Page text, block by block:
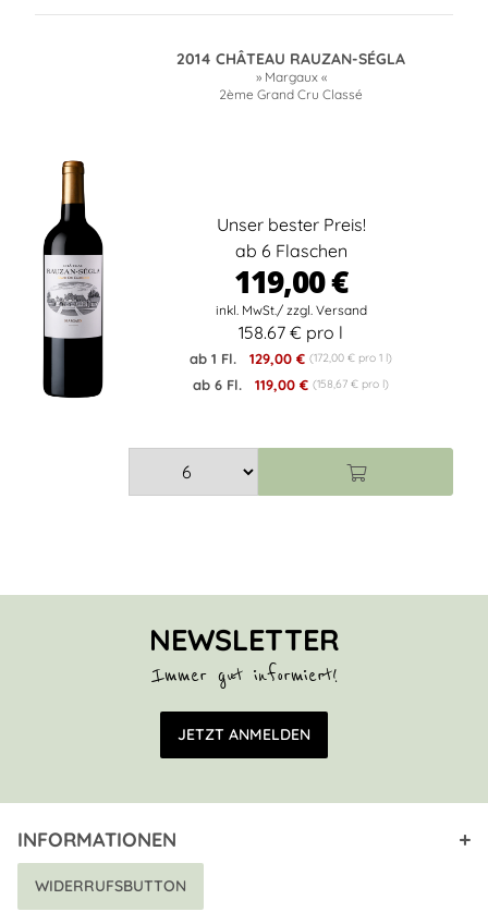
2014 CHÂTEAU RAUZAN-SÉGLA
» Margaux «
2ème Grand Cru Classé
Unser bester Preis!
ab 6 Flaschen
119,00 €
158.67 € pro l
ab 1 Fl. 129,00 € (172,00 € pro 1 l)
ab 6 Fl. 119,00 € (158,67 € pro l)
NEWSLETTER
Immer gut informiert!
E-Mail Adresse
JETZT ANMELDEN
INFORMATIONEN
WIDERRUFSBUTTON